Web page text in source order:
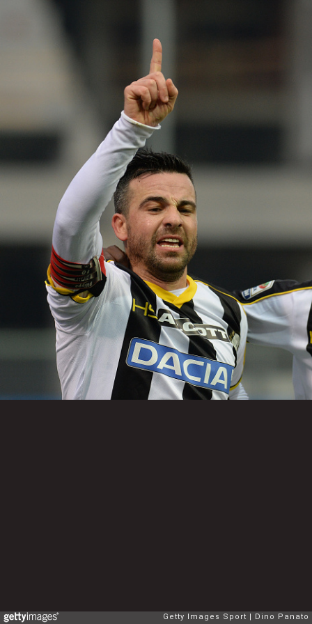
Getty Images Sport Dino Panato